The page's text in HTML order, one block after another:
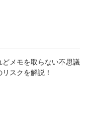
どメモを取らない不思議
スクを解説！